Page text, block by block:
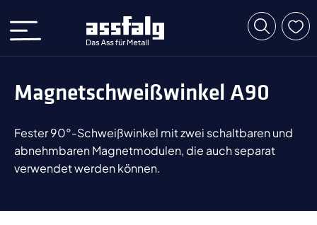
Magnetschweißwinkel A90
Fester 90°-Schweißwinkel mit zwei schaltbaren und
abnehmbaren Magnetmodulen, die auch separat
verwendet werden können.